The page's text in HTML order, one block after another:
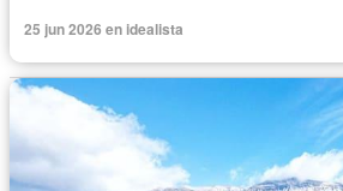
25 jun 2026 en idealista